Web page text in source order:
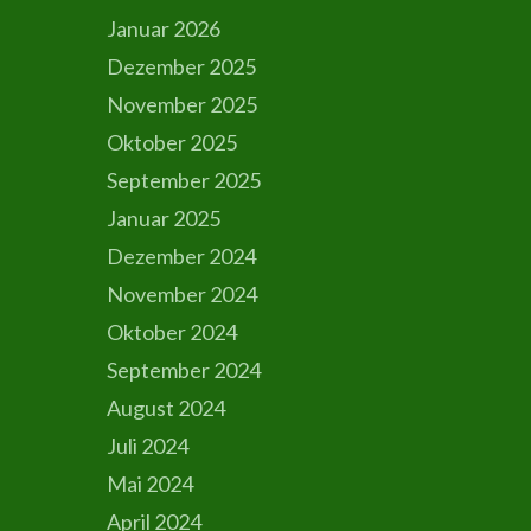
Januar 2026
Dezember 2025
November 2025
Oktober 2025
September 2025
Januar 2025
Dezember 2024
November 2024
Oktober 2024
September 2024
August 2024
Juli 2024
Mai 2024
April 2024